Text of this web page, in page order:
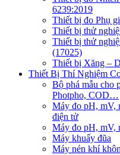
6239:2019
Thiết bị đo Phụ
Thiết bị thử
Thiết bị thử
(17025)
Thiết bị Xăng –
Thiết Bị Thí Nghiệm
Bộ phá mẫu cho
Photpho, COD…
Máy đo pH, mV,
điện tử
Máy đo pH, mV,
Máy khuấy đũa
Máy nén khí